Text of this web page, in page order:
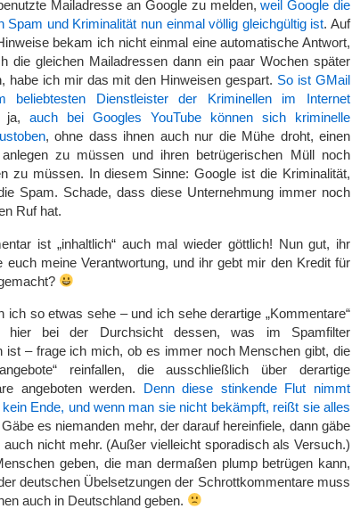
Mailadresse an Google zu melden,weil Google die
Spam und Kriminalität nun einmal völlig gleichgültig ist. Auf
bekam ich nicht einmal eine automatische Antwort,
die gleichen Mailadressen dann ein paar Wochen später
habe ich mir das mit den Hinweisen gespart. So ist GMail
beliebtesten Dienstleister der Kriminellen im Internet
ja, auch bei Googles YouTube können sich kriminelle
, ohne dass ihnen auch nur die Mühe droht, einen
zu müssen und ihren betrügerischen Müll noch
zu müssen. In diesem Sinne: Google ist die Kriminalität,
Spam. Schade, dass diese Unternehmung immer noch
Ruf hat.
ist „inhaltlich“ auch mal wieder göttlich! Nun gut, ihr
euch meine Verantwortung, und ihr gebt mir den Kredit für
ich so etwas sehe – und ich sehe derartige „Kommentare“
hier bei der Durchsicht dessen, was im Spamfilter
ist – frage ich mich, ob es immer noch Menschen gibt, die
reinfallen, die ausschließlich über derartige
angeboten werden. Denn diese stinkende Flut nimmt
Ende, und wenn man sie nicht bekämpft, reißt sie alles
es niemanden mehr, der darauf hereinfiele, dann gäbe
nicht mehr. (Außer vielleicht sporadisch als Versuch.)
geben, die man dermaßen plump betrügen kann,
deutschen Übelsetzungen der Schrottkommentare muss
auch in Deutschland geben.